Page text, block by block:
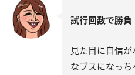
試行回数で勝負
見た目に自信
なブスになっ